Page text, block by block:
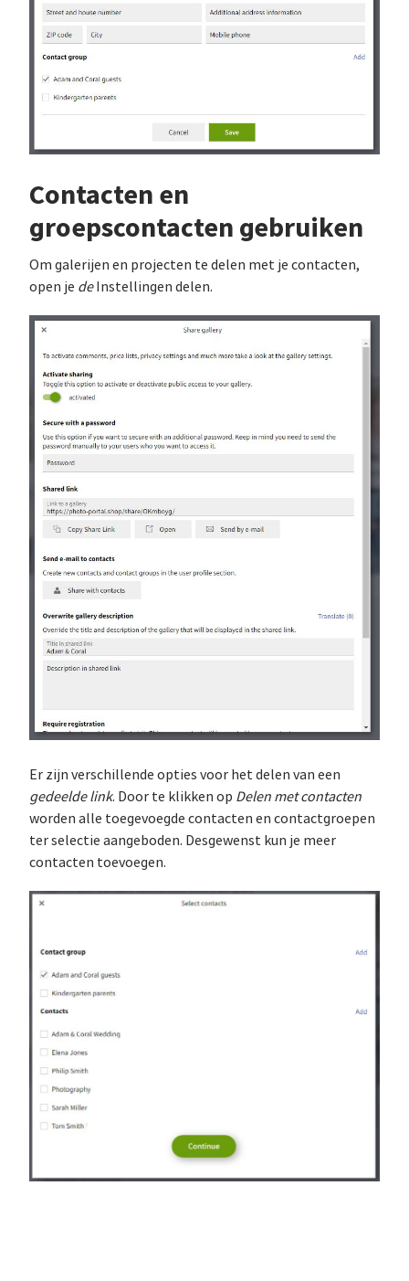
Contacten en
groepscontacten gebruiken
Om galerijen en projecten te delen met je contacten,
open je deInstellingen delen.
Er zijn verschillende opties voor het delen van een
gedeelde link. Door te klikken op Delen met contacten
worden alle toegevoegde contacten en contactgroepen
ter selectie aangeboden. Desgewenst kun je meer
contacten toevoegen.